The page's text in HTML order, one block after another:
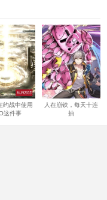
约战中使用
这件事
人在崩铁，每天十连
抽